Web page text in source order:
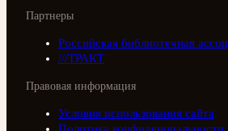
Партнеры
Российская библиотечная
///ТРАКТ
Правовая информация
Условия использования сайта